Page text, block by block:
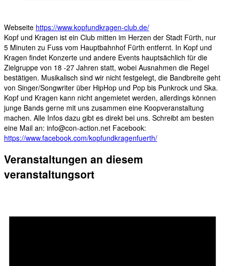
Webseite https://www.kopfundkragen-club.de/
Kopf und Kragen ist ein Club mitten im Herzen der Stadt Fürth, nur
5 Minuten zu Fuss vom Hauptbahnhof Fürth entfernt. In Kopf und
Kragen findet Konzerte und andere Events hauptsächlich für die
Zielgruppe von 18 -27 Jahren statt, wobei Ausnahmen die Regel
bestätigen. Musikalisch sind wir nicht festgelegt, die Bandbreite geht
von Singer/Songwriter über HipHop und Pop bis Punkrock und Ska.
Kopf und Kragen kann nicht angemietet werden, allerdings können
junge Bands gerne mit uns zusammen eine Koopveranstaltung
machen. Alle Infos dazu gibt es direkt bei uns. Schreibt am besten
eine Mail an: info@con-action.net Facebook:
https://www.facebook.com/kopfundkragenfuerth/
Veranstaltungen an diesem
veranstaltungsort